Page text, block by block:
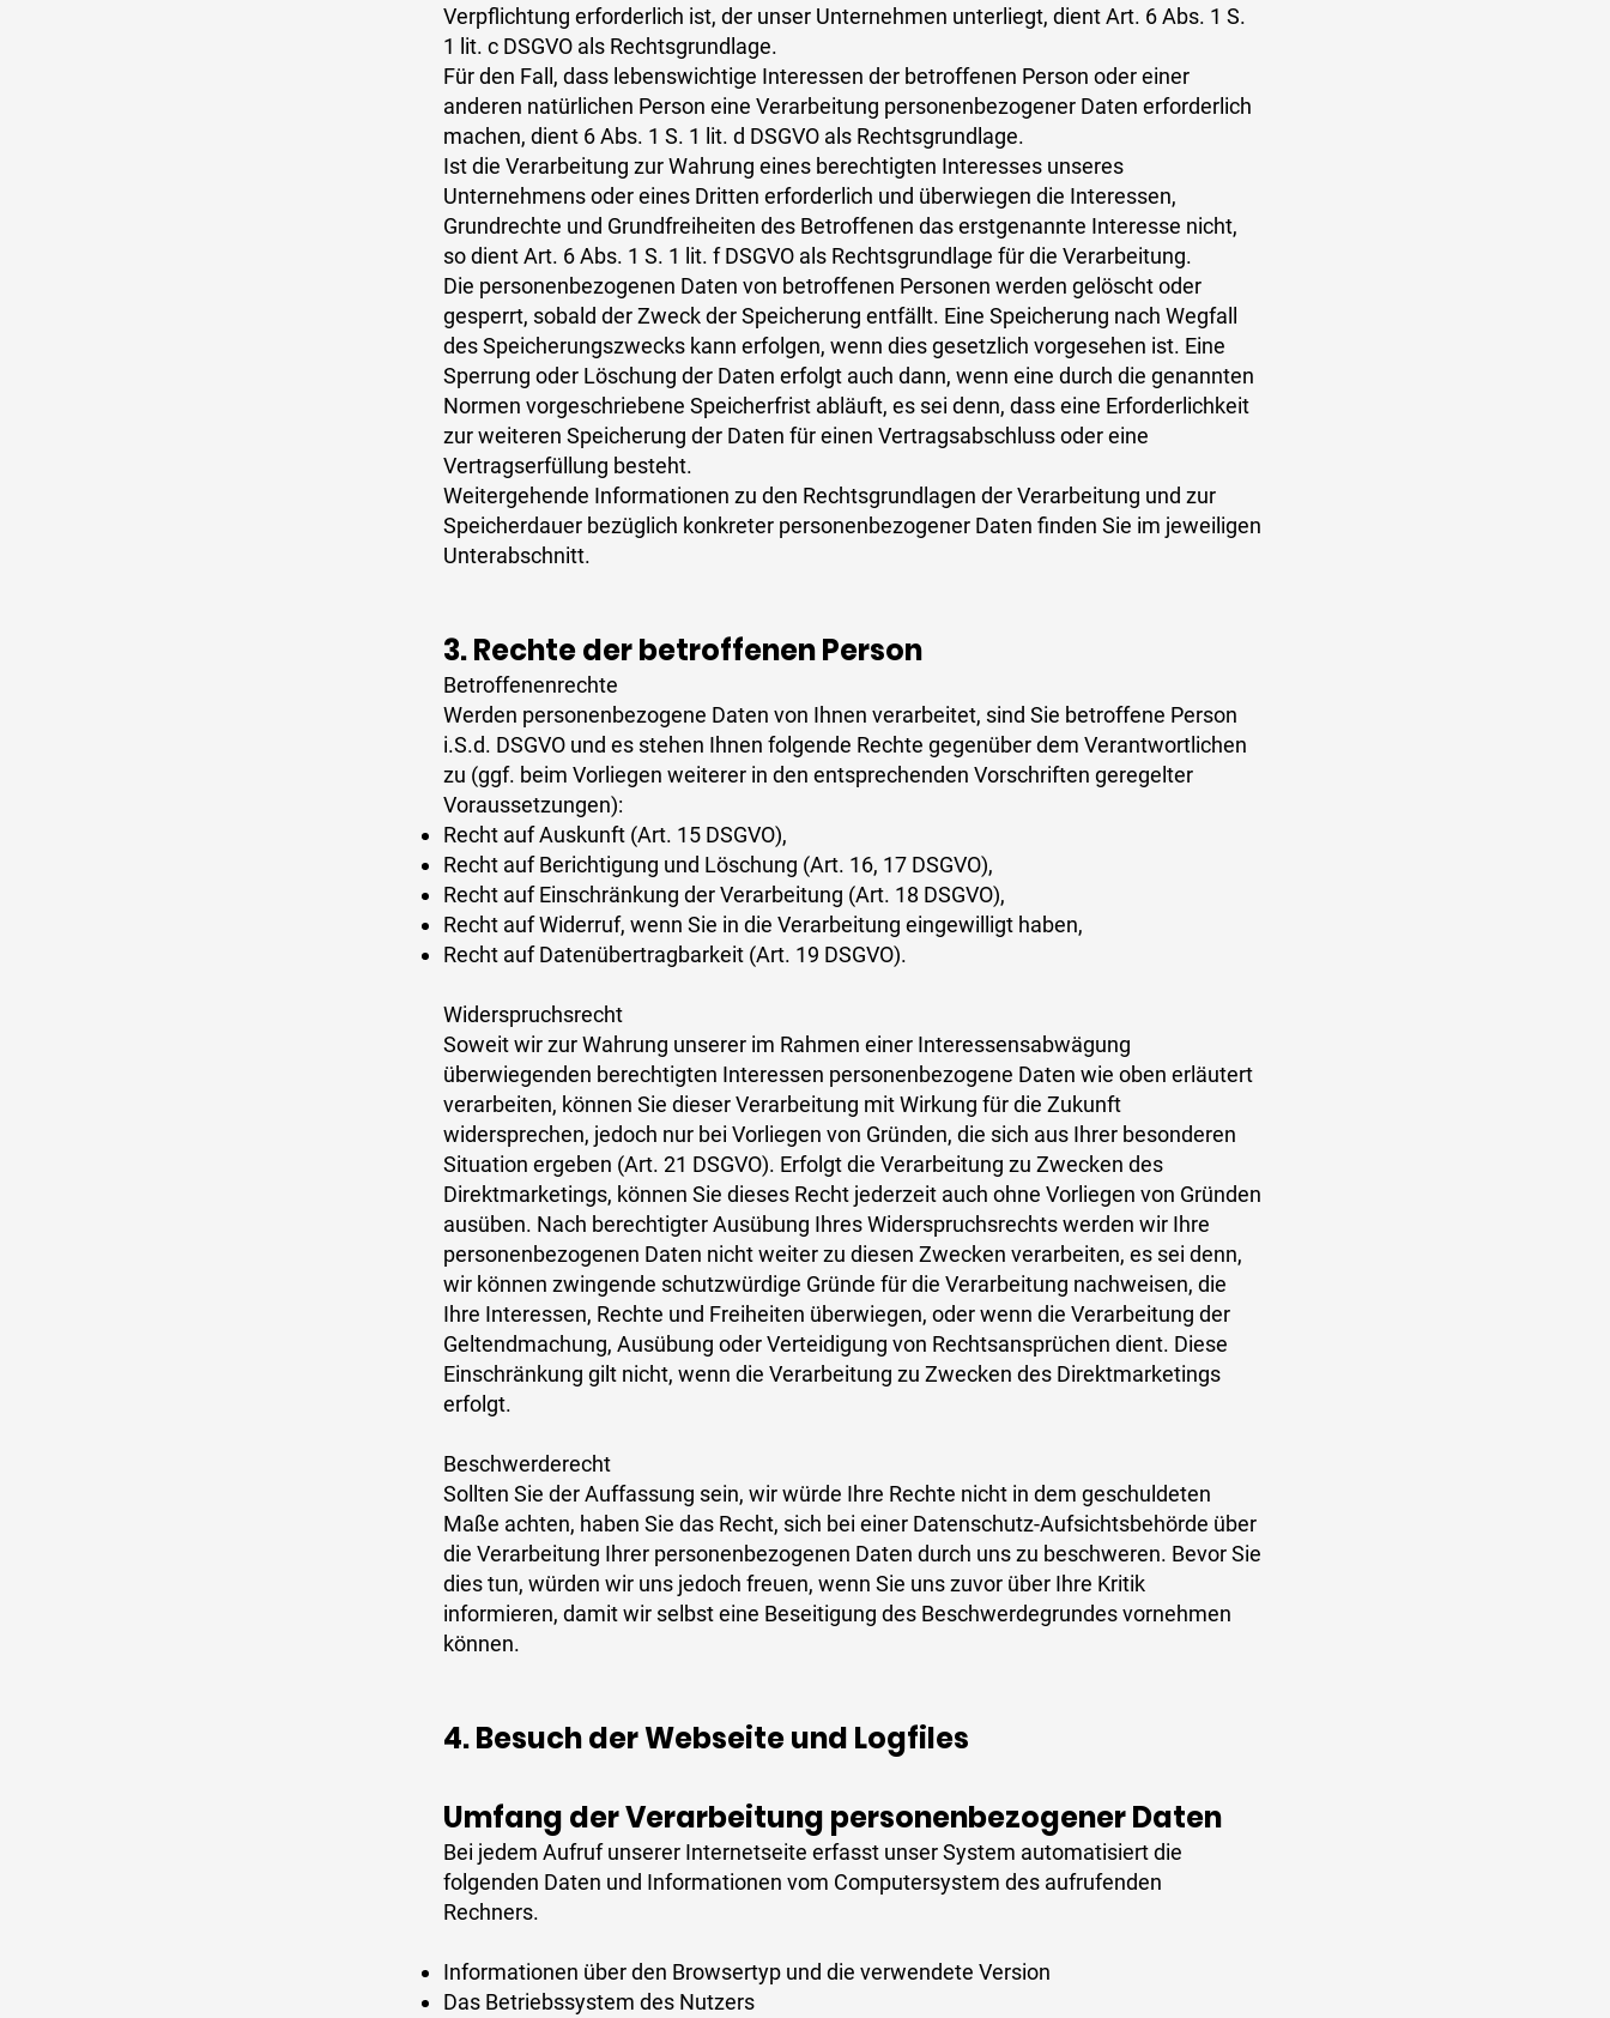
Verpflichtung erforderlich ist, der unser Unternehmen unterliegt, dient Art. 6 Abs. 1 S.
1 lit. c DSGVO als Rechtsgrundlage.
Für den Fall, dass lebenswichtige Interessen der betroffenen Person oder einer
anderen natürlichen Person eine Verarbeitung personenbezogener Daten erforderlich
machen, dient 6 Abs. 1 S. 1 lit. d DSGVO als Rechtsgrundlage.
Ist die Verarbeitung zur Wahrung eines berechtigten Interesses unseres
Unternehmens oder eines Dritten erforderlich und überwiegen die Interessen,
Grundrechte und Grundfreiheiten des Betroffenen das erstgenannte Interesse nicht,
so dient Art. 6 Abs. 1 S. 1 lit. f DSGVO als Rechtsgrundlage für die Verarbeitung.
Die personenbezogenen Daten von betroffenen Personen werden gelöscht oder
gesperrt, sobald der Zweck der Speicherung entfällt. Eine Speicherung nach Wegfall
des Speicherungszwecks kann erfolgen, wenn dies gesetzlich vorgesehen ist. Eine
Sperrung oder Löschung der Daten erfolgt auch dann, wenn eine durch die genannten
Normen vorgeschriebene Speicherfrist abläuft, es sei denn, dass eine Erforderlichkeit
zur weiteren Speicherung der Daten für einen Vertragsabschluss oder eine
Vertragserfüllung besteht.
Weitergehende Informationen zu den Rechtsgrundlagen der Verarbeitung und zur
Speicherdauer bezüglich konkreter personenbezogener Daten finden Sie im jeweiligen
Unterabschnitt.
3. Rechte der betroffenen Person​
Betroffenenrechte
Werden personenbezogene Daten von Ihnen verarbeitet, sind Sie betroffene Person
i.S.d. DSGVO und es stehen Ihnen folgende Rechte gegenüber dem Verantwortlichen
zu (ggf. beim Vorliegen weiterer in den entsprechenden Vorschriften geregelter
Voraussetzungen):
Recht auf Auskunft (Art. 15 DSGVO),
Recht auf Berichtigung und Löschung (Art. 16, 17 DSGVO),
Recht auf Einschränkung der Verarbeitung (Art. 18 DSGVO),
Recht auf Widerruf, wenn Sie in die Verarbeitung eingewilligt haben,
Recht auf Datenübertragbarkeit (Art. 19 DSGVO).
​Widerspruchsrecht
Soweit wir zur Wahrung unserer im Rahmen einer Interessensabwägung
überwiegenden berechtigten Interessen personenbezogene Daten wie oben erläutert
verarbeiten, können Sie dieser Verarbeitung mit Wirkung für die Zukunft
widersprechen, jedoch nur bei Vorliegen von Gründen, die sich aus Ihrer besonderen
Situation ergeben (Art. 21 DSGVO). Erfolgt die Verarbeitung zu Zwecken des
Direktmarketings, können Sie dieses Recht jederzeit auch ohne Vorliegen von Gründen
ausüben. Nach berechtigter Ausübung Ihres Widerspruchsrechts werden wir Ihre
personenbezogenen Daten nicht weiter zu diesen Zwecken verarbeiten, es sei denn,
wir können zwingende schutzwürdige Gründe für die Verarbeitung nachweisen, die
Ihre Interessen, Rechte und Freiheiten überwiegen, oder wenn die Verarbeitung der
Geltendmachung, Ausübung oder Verteidigung von Rechtsansprüchen dient. Diese
Einschränkung gilt nicht, wenn die Verarbeitung zu Zwecken des Direktmarketings
erfolgt.
Beschwerderecht
Sollten Sie der Auffassung sein, wir würde Ihre Rechte nicht in dem geschuldeten
Maße achten, haben Sie das Recht, sich bei einer Datenschutz-Aufsichtsbehörde über
die Verarbeitung Ihrer personenbezogenen Daten durch uns zu beschweren. Bevor Sie
dies tun, würden wir uns jedoch freuen, wenn Sie uns zuvor über Ihre Kritik
informieren, damit wir selbst eine Beseitigung des Beschwerdegrundes vornehmen
können.
4. Besuch der Webseite und Logfiles ​
Umfang der Verarbeitung personenbezogener Daten
Bei jedem Aufruf unserer Internetseite erfasst unser System automatisiert die
folgenden Daten und Informationen vom Computersystem des aufrufenden
Rechners.
Informationen über den Browsertyp und die verwendete Version
Das Betriebssystem des Nutzers